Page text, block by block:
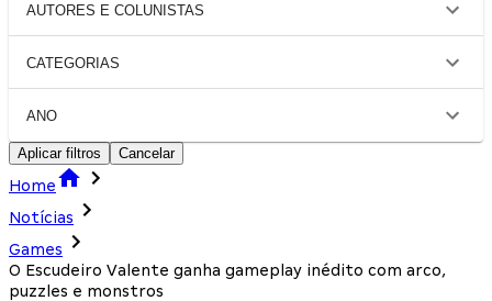
AUTORES E COLUNISTAS
CATEGORIAS
ANO
Aplicar filtros Cancelar
Home
Notícias
Games
O Escudeiro Valente ganha gameplay inédito com arco,
puzzles e monstros